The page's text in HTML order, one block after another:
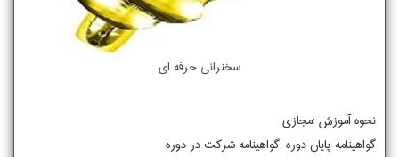
سخنرانی حرفه ای
نحوه آموزش :مجازی
گواهینامه پایان دوره :گواهینامه شرکت در دوره